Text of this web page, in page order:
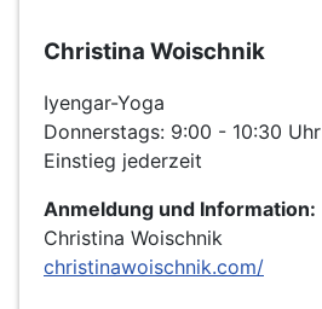
Christina Woischnik
Iyengar-Yoga
Donnerstags: 9:00 - 10:30 Uhr
Einstieg jederzeit
Anmeldung und Information:
Christina Woischnik
christinawoischnik.com/